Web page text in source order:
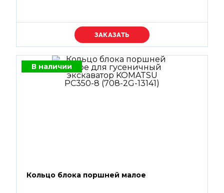
Уточняйте цену
В наличии
Кольцо блока поршней малое